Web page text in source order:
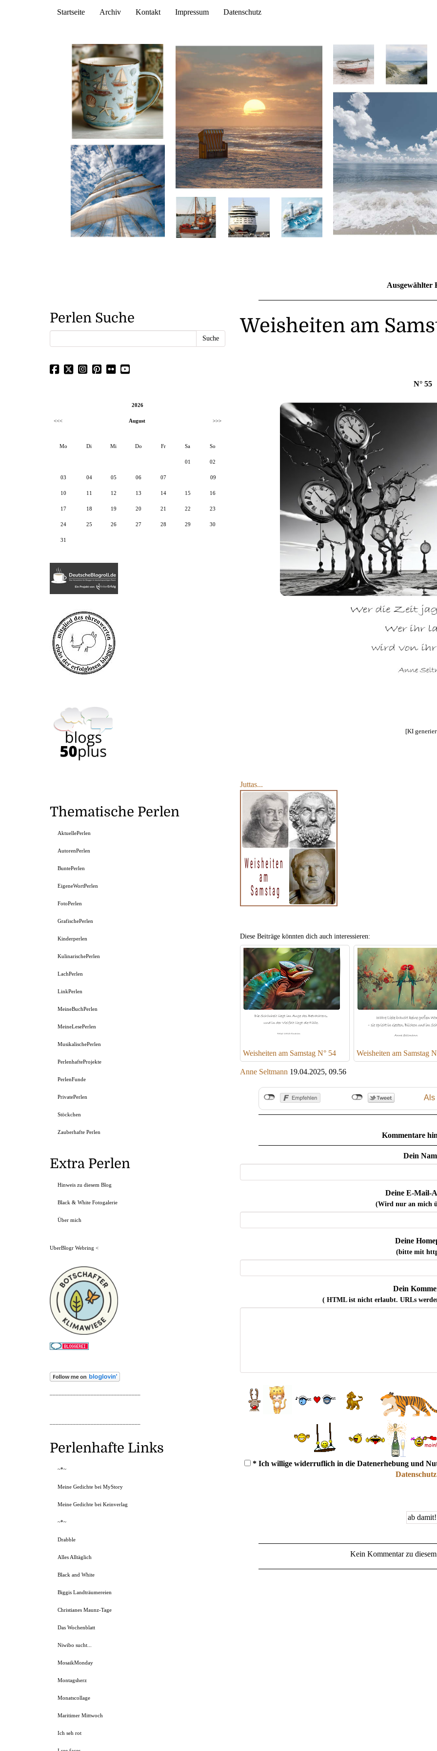
Startseite Archiv Kontakt Impressum Datenschutz
Ausgewählter
Weisheiten am
N° 55
[KI
Juttas...
Diese Beiträge könnten dich auch interessieren:
Weisheiten am Samstag N° 54 Weisheiten am Samstag
Anne Seltmann 19.04.2025, 09.56
Als
Kommentare
Dein
Deine E-Mail-
(Wird nur an mich
Deine
(bitte mit
Dein
( HTML ist nichterlaubt. URLs
* Ich willige widerruflich in die Datenerhebung und
Datenschutz
Kein Kommentar zu
Perlen Suche
2026
<<< August >>>
Mo Di Mi Do Fr Sa So
01 02
03 04 05 06 07 09
10 11 12 13 14 15 16
17 18 19 20 21 22 23
24 25 26 27 28 29 30
31
Thematische Perlen
AktuellePerlen
AutorenPerlen
BuntePerlen
EigeneWortPerlen
FotoPerlen
GrafischePerlen
Kinderperlen
KulinarischePerlen
LachPerlen
LinkPerlen
MeineBuchPerlen
MeineLesePerlen
MusikalischePerlen
PerlenhafteProjekte
PerlenFunde
PrivatePerlen
Stöckchen
Zauberhafte Perlen
Extra Perlen
Hinweis zu diesem Blog
Black & White Fotogalerie
Über mich
UberBlogr Webring <
Perlenhafte Links
~*~
Meine Gedichte bei MyStory
Meine Gedichte bei Keinverlag
~*~
Drabble
Alles Alltäglich
Black and White
Biggis Landträumereien
Christianes Maunz-Tage
Das Wochenblatt
Niwibo sucht...
MosaikMonday
Montagsherz
Monatscollage
Maritimer Mittwoch
Ich seh rot